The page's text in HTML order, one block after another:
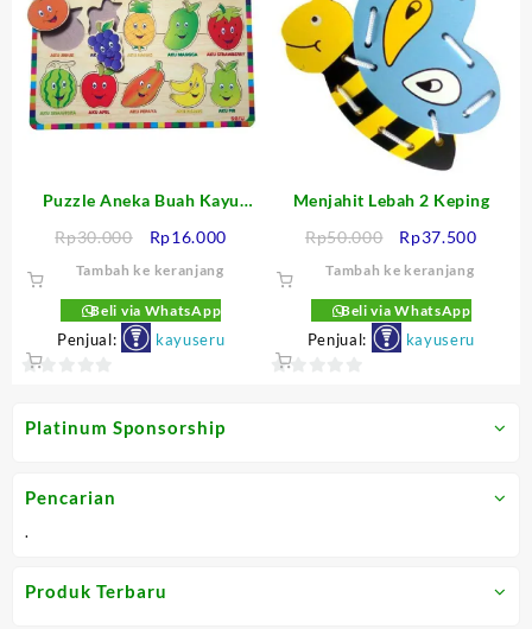
Platinum Sponsorship
Pencarian
.
Produk Terbaru
5
Puzzle Aneka Buah Kayu
Rp30.000
Harga
aslinya
Rp30.000.
Rp16.000
Tambah ke keranjang
Beli via WhatsApp
Penjual: kayuseru
of
Menjahit Lebah 2 Keping
Rp50.000
Harga
aslinya
Rp50.000.
Rp37.500Harga
Tambah ke keranjang
Beli via WhatsApp
Penjual: kayuseru